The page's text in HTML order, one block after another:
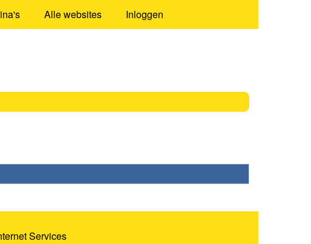
Alle websites Inloggen
Services